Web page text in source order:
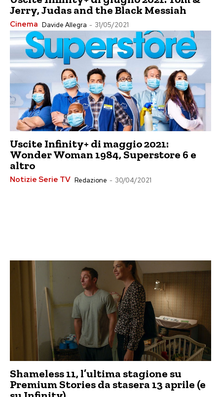
Jerry, Judas and the Black Messiah
Cinema Davide Allegra - 31/05/2021
Uscite Infinity+ di maggio 2021:
Wonder Woman 1984, Superstore 6 e
altro
Notizie Serie TV Redazione - 30/04/2021
Shameless 11, l’ultima stagione su
Premium Stories da stasera 13 aprile (e